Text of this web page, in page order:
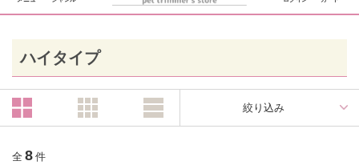
ハイタイプ
絞り込み
全 8 件